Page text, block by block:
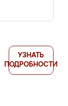
УЗНАТЬ
ПОДРОБНОСТИ